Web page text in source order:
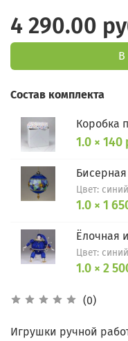
(0)
4 290.00
В
Состав комплекта
Коробка
1.0 × 140
Цвет: синий
1.0 × 1
Ёлочная
Цвет: синий
1.0 × 2
Игрушки ручной